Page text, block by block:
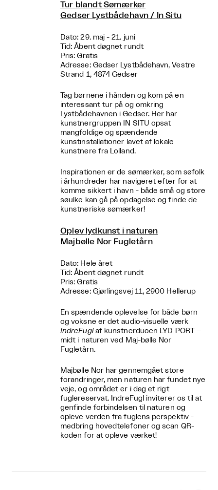
Tur blandt Sømærker
Gedser Lystbådehavn / In Situ
Dato: 29. maj - 21. juni
Tid: Åbent døgnet rundt
Pris: Gratis
Adresse: Gedser Lystbådehavn, Vestre
Strand 1, 4874 Gedser
Tag børnene i hånden og kom på en
interessant tur på og omkring
Lystbådehavnen i Gedser. Her har
kunstnergruppen IN SITU opsat
mangfoldige og spændende
kunstinstallationer lavet af lokale
kunstnere fra Lolland.
Inspirationen er de sømærker, som søfolk
i århundreder har navigeret efter for at
komme sikkert i havn - både små og store
søulke kan gå på opdagelse og finde de
kunstneriske sømærker!
Oplev lydkunst i naturen
Majbølle Nor Fugletårn
Dato: Hele året
Tid: Åbent døgnet rundt
Pris: Gratis
Adresse: Gjørlingsvej 11, 2900 Hellerup
En spændende oplevelse for både børn
og voksne er det audio-visuelle værk
IndreFuglaf kunstnerduoen LYD PORT –
midt i naturen ved Maj-bølle Nor
Fugletårn.
Majbølle Nor har gennemgået store
forandringer, men naturen har fundet nye
veje, og området er i dag et rigt
fuglereservat. IndreFugl inviterer os til at
genfinde forbindelsen til naturen og
opleve verden fra fuglens perspektiv -
medbring hovedtelefoner og scan QR-
koden for at opleve værket!